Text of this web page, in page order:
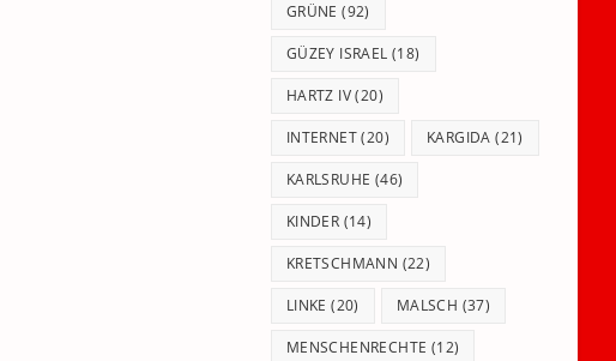
GRÜNE (92)
GÜZEY ISRAEL (18)
HARTZ IV(20)
INTERNET(20) KARGIDA (21)
KARLSRUHE (46)
KINDER (14)
KRETSCHMANN (22)
LINKE (20) MALSCH (37)
MENSCHENRECHTE (12)